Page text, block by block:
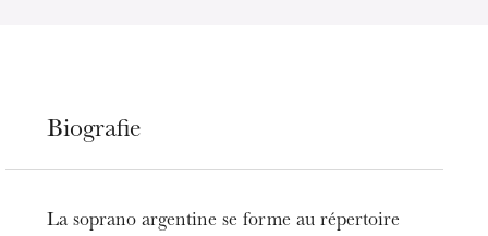
Biografie
La soprano argentine se forme au répertoire